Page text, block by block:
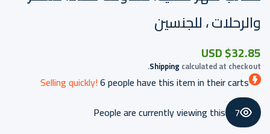
والرحلات ، للجنسين
$32.85 USD
Shipping calculated at checkout.
Selling quickly!6people have this item in their carts
7
People are currently viewing this